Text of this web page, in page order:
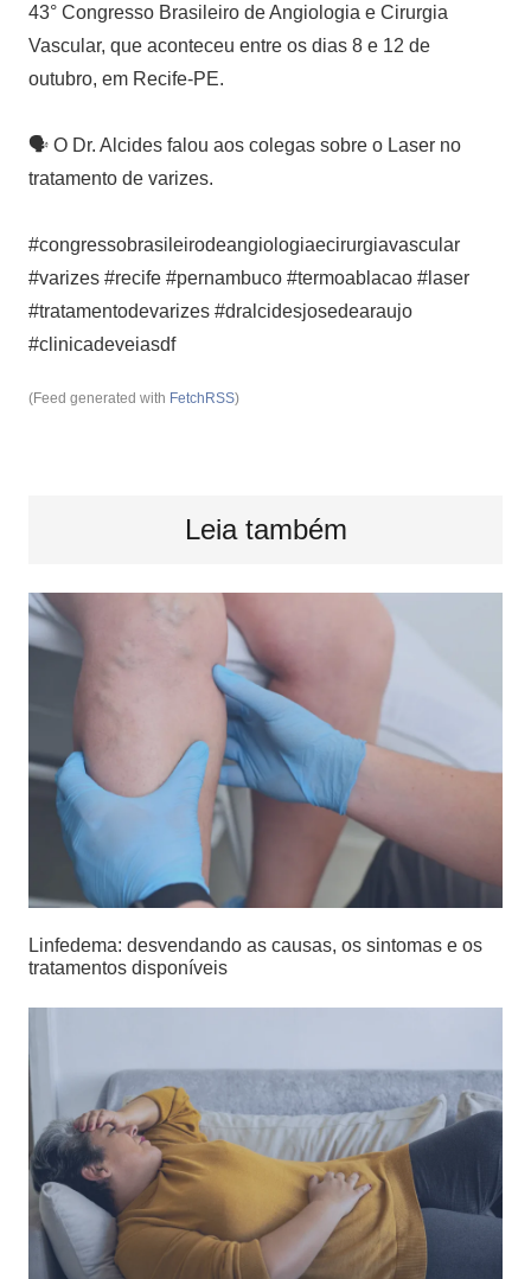
43° Congresso Brasileiro de Angiologia e Cirurgia
Vascular, que aconteceu entre os dias 8 e 12 de
outubro, em Recife-PE.⠀
🗣 O Dr. Alcides falou aos colegas sobre o Laser no
tratamento de varizes.⠀
#congressobrasileirodeangiologiaecirurgiavascular
#varizes #recife #pernambuco #termoablacao #laser
#tratamentodevarizes #dralcidesjosedearaujo
#clinicadeveiasdf
(Feed generated with FetchRSS)
Leia também
Linfedema: desvendando as causas, os sintomas e os
tratamentos disponíveis